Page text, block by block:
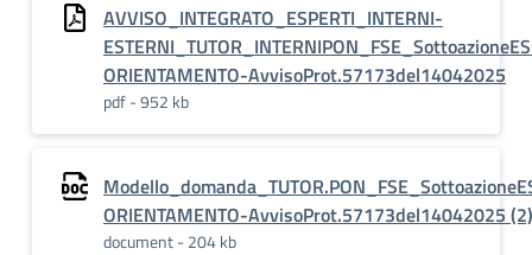
AVVISO_INTEGRATO_ESPERTI_INTERNI-
ORIENTAMENTO-AvvisoProt.57173del14042025
pdf - 952 kb
ORIENTAMENTO-AvvisoProt.57173del14042025 (2)
document - 204 kb